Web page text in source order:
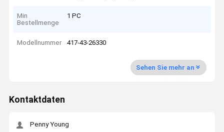
Min
Bestellmenge
1 PC
Modellnummer 417-43-26330
Sehen Sie mehr an
Kontaktdaten
Penny Young